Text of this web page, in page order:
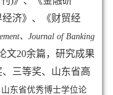
济》、《财贸经
、Journal of Banking
文20余篇，研究成果
三等奖、山东省高
山东省优秀博士学位论